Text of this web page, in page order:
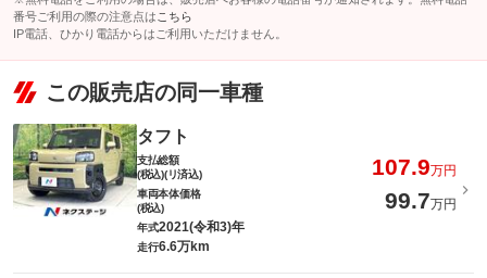
番号ご利用の際の注意点は こちら
IP電話、ひかり電話からはご利用いただけません。
この販売店の同一車種
タフト
支払総額
(税込)(リ済込)
107.9万円
車両本体価格
(税込)
99.7万円
年式2021(令和3)年
走行6.6万km